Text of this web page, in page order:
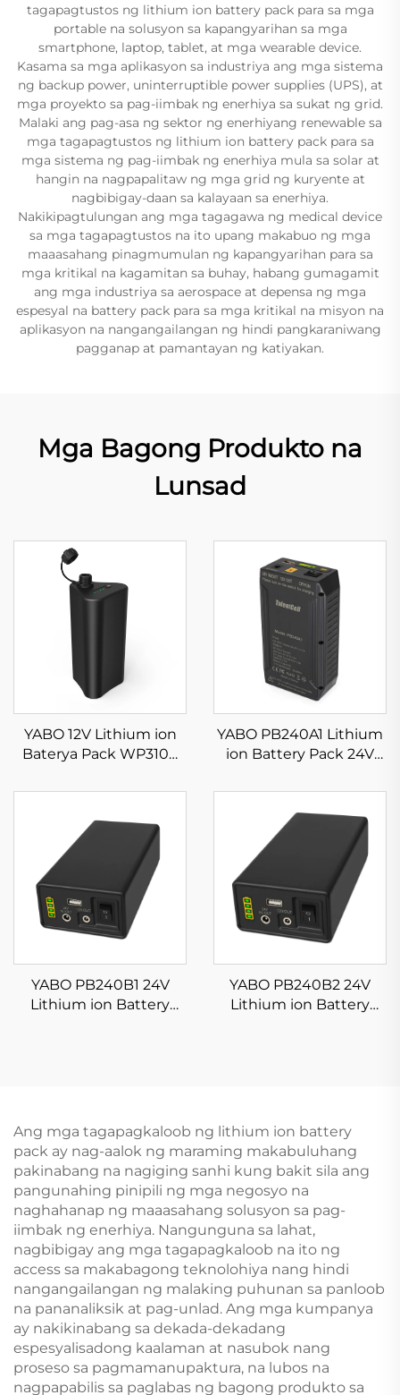
tagapagtustos ng lithium ion battery pack para sa mga
portable na solusyon sa kapangyarihan sa mga
smartphone, laptop, tablet, at mga wearable device.
Kasama sa mga aplikasyon sa industriya ang mga sistema
ng backup power, uninterruptible power supplies (UPS), at
mga proyekto sa pag-iimbak ng enerhiya sa sukat ng grid.
Malaki ang pag-asa ng sektor ng enerhiyang renewable sa
mga tagapagtustos ng lithium ion battery pack para sa
mga sistema ng pag-iimbak ng enerhiya mula sa solar at
hangin na nagpapalitaw ng mga grid ng kuryente at
nagbibigay-daan sa kalayaan sa enerhiya.
Nakikipagtulungan ang mga tagagawa ng medical device
sa mga tagapagtustos na ito upang makabuo ng mga
maaasahang pinagmumulan ng kapangyarihan para sa
mga kritikal na kagamitan sa buhay, habang gumagamit
ang mga industriya sa aerospace at depensa ng mga
espesyal na battery pack para sa mga kritikal na misyon na
aplikasyon na nangangailangan ng hindi pangkaraniwang
pagganap at pamantayan ng katiyakan.
Mga Bagong Produkto na
Lunsad
YABO 12V Lithium ion
Baterya Pack WP3100
Napapagana 1.1V
para sa LED Light Strip,
CCTV Camera
YABO PB240A1 Lithium
ion Battery Pack 24V
Rechargeable Li-ion
Batteries na may DC
24V/12V at 5V Output
YABO PB240B1 24V
Lithium ion Battery
YABO PB240B2 24V
Lithium ion Battery
Ang mga tagapagkaloob ng lithium ion battery
pack ay nag-aalok ng maraming makabuluhang
pakinabang na nagiging sanhi kung bakit sila ang
pangunahing pinipili ng mga negosyo na
naghahanap ng maaasahang solusyon sa pag-
iimbak ng enerhiya. Nangunguna sa lahat,
nagbibigay ang mga tagapagkaloob na ito ng
access sa makabagong teknolohiya nang hindi
nangangailangan ng malaking puhunan sa panloob
na pananaliksik at pag-unlad. Ang mga kumpanya
ay nakikinabang sa dekada-dekadang
espesyalisadong kaalaman at nasubok nang
proseso sa pagmamanupaktura, na lubos na
nagpapabilis sa paglabas ng bagong produkto sa